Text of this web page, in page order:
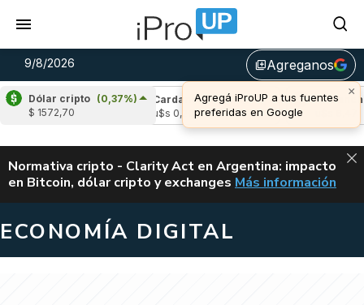
9/8/2026 library_addAgreganos
×
Agregá iProUP a tus fuentes
preferidas en Google
Dólar cripto (0,37%)
$ 1572,70
(-0,11%)
Cardano
(-1,54%)
u$s 0,20
Avalanche
u$s 6,47
ALERTA
Normativa cripto - Clarity Act en Argentina: impacto
en Bitcoin, dólar cripto y exchanges CLARITY ACT EN
Más información
ECONOMÍA DIGITAL